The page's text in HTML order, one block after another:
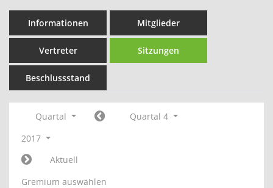
Informationen Mitglieder
Vertreter Sitzungen
Beschlussstand
Quartal
Quartal 4
2017
Aktuell
Gremium auswählen